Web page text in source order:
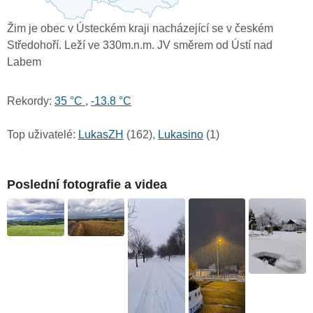
Žim je obec v Ústeckém kraji nacházející se v českém
Středohoří. Leží ve 330m.n.m. JV směrem od Ústí nad
Labem
Rekordy: 35 °C , -13.8 °C
Top uživatelé: LukasZH (162), Lukasino (1)
Poslední fotografie a videa